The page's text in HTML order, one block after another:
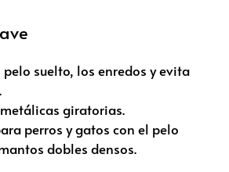
suelto, los enredos y evita
giratorias.
perros y gatos con el pelo
dobles densos.